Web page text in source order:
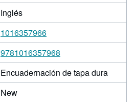
Inglés
1016357966
9781016357968
Encuadernación de tapa dura
New